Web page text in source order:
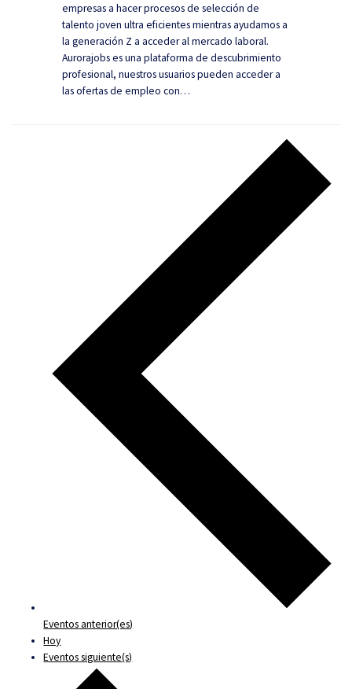
empresas a hacer procesos de selección de
talento joven ultra eficientes mientras ayudamos a
la generación Z a acceder al mercado laboral.
Aurorajobs es una plataforma de descubrimiento
profesional, nuestros usuarios pueden acceder a
las ofertas de empleo con…
Eventosanterior(es)
Hoy
Eventossiguiente(s)